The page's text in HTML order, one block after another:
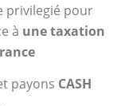
privilegié pour
à une taxation
payons CASH